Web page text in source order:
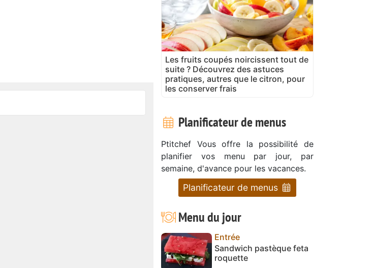
Les fruits coupés noircissent tout de
suite ? Découvrez des astuces
pratiques, autres que le citron, pour
les conserver frais
Planificateur de menus
Ptitchef Vous offre la possibilité de
planifier vos menu par jour, par
semaine, d'avance pour les vacances.
Planificateur de menus
Menu du jour
Entrée
Sandwich pastèque feta
roquette